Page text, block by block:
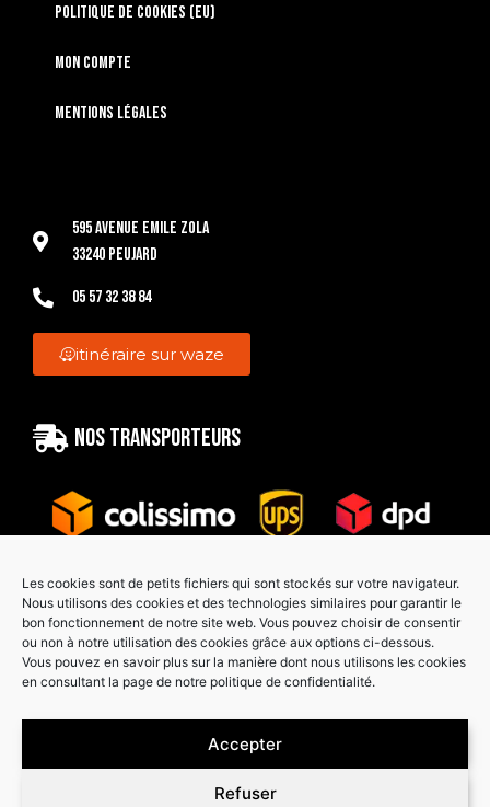
Les cookies sont de petits fichiers qui sont stockés sur votre navigateur.
Nous utilisons des cookies et des technologies similaires pour garantir le
bon fonctionnement de notre site web. Vous pouvez choisir de consentir
ou non à notre utilisation des cookies grâce aux options ci-dessous.
Vous pouvez en savoir plus sur la manière dont nous utilisons les cookies
en consultant la page de notre politique de confidentialité.
Accepter
Refuser
Politique de cookies (EU)
Mon compte
Mentions légales
595 Avenue Emile Zola
33240 Peujard
05 57 32 38 84
itinéraire sur waze
Nos transporteurs
Paiement sécurisé